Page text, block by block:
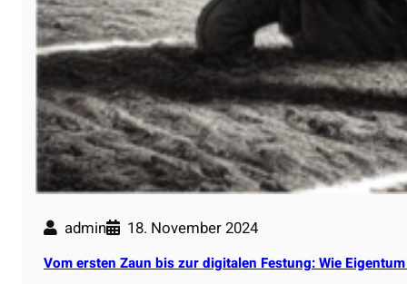
admin 18. November 2024
Vom ersten Zaun bis zur digitalen Festung: Wie